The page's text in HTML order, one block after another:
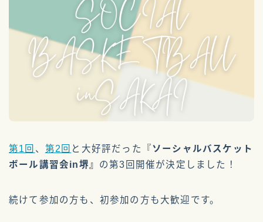
部会
ソーシャルフットボール social-football
ソーシャルバスケットボール social-basetball
soft-volleyball
エンジョイスポーツ
団体紹介
第1回 、 第2回 と大好評だった『ソーシャルバスケット
ボール講習会in堺』 の第3回開催が決定しました！
続けて参加の方も、初参加の方も大歓迎です。